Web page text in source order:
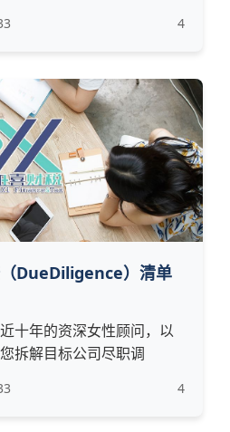
4
DueDiligence）清单
十年的资深女性顾问，以
拆解目标公司尽职调
4